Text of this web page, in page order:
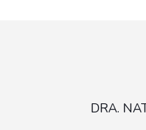
DRA.